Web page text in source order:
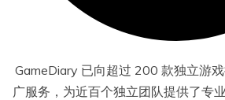
GameDiary 已向超过 200 款独立游
广服务，为近百个独立团队提供了专